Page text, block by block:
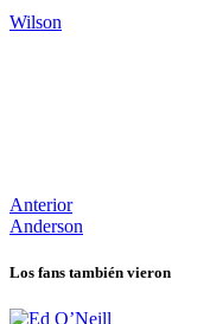
Wilson
Anterior
Anderson
Los fans también vieron